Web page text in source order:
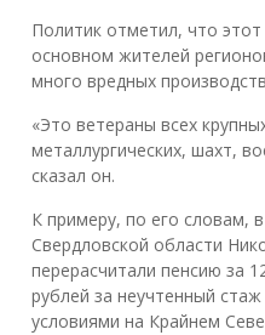
Политик отметил, что этот
основном жителей
много вредных
«Это ветераны всех
металлургических, шахт,
сказал он.
К примеру, по его словам,
Свердловской области
перерасчитали пенсию за
рублей за неучтенный
условиями на Крайнем